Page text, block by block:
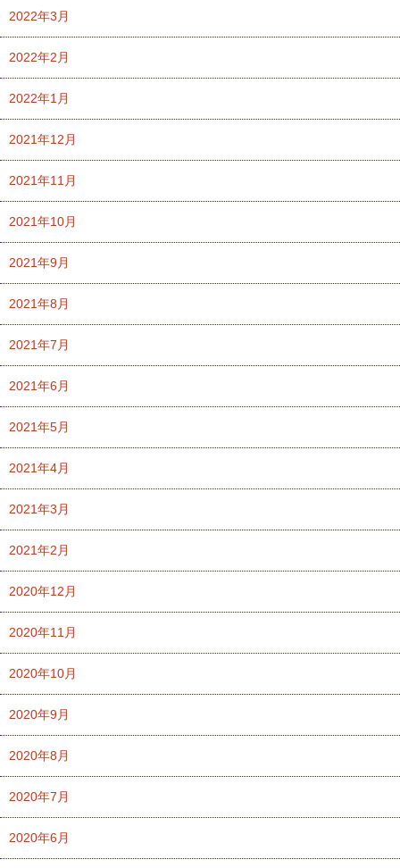
2022年3月
2022年2月
2022年1月
2021年12月
2021年11月
2021年10月
2021年9月
2021年8月
2021年7月
2021年6月
2021年5月
2021年4月
2021年3月
2021年2月
2020年12月
2020年11月
2020年10月
2020年9月
2020年8月
2020年7月
2020年6月